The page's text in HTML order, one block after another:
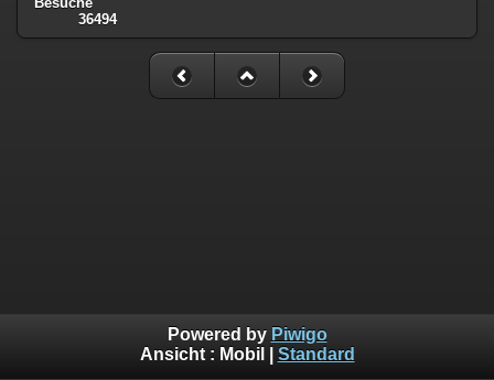
36494
Powered by Piwigo
Ansicht : Mobil Standard